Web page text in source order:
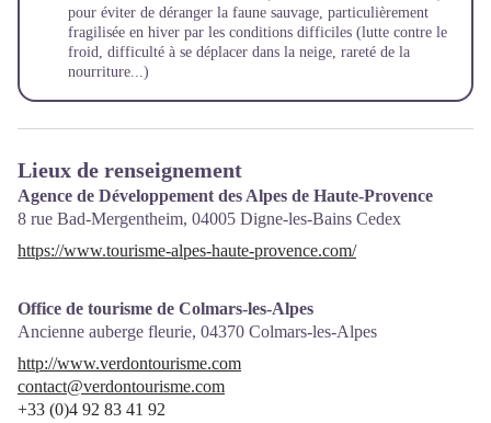
pour éviter de déranger la faune sauvage, particulièrement
fragilisée en hiver par les conditions difficiles (lutte contre le
froid, difficulté à se déplacer dans la neige, rareté de la
nourriture...)
Lieux de renseignement
Agence de Développement des Alpes de Haute-Provence
8 rue Bad-Mergentheim, 04005 Digne-les-Bains Cedex
https://www.tourisme-alpes-haute-provence.com/
Office de tourisme de Colmars-les-Alpes
Ancienne auberge fleurie, 04370 Colmars-les-Alpes
http://www.verdontourisme.com
contact@verdontourisme.com
+33 (0)4 92 83 41 92